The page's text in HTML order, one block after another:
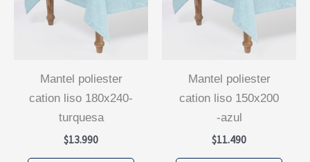
mantel poliester
cation liso 180x240-
turquesa
$13.990
mantel poliester
cation liso 150x200
-azul
$11.490